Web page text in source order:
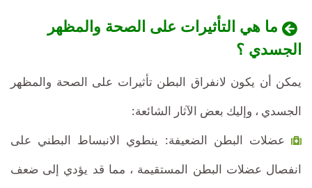
ما هي التأثيرات على الصحة والمظهر
الجسدي ؟
يمكن أن يكون لانفراق البطن تأثيرات على الصحة والمظهر
الجسدي ، وإليك بعض الآثار الشائعة:
عضلات البطن الضعيفة: ينطوي الانبساط البطني على
انفصال عضلات البطن المستقيمة ، مما قد يؤدي إلى ضعف